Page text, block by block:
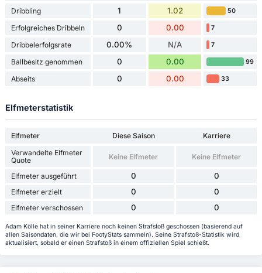
Dribbling 1 1.02 50
Erfolgreiches Dribbeln 0 0.00 7
Dribbelerfolgsrate 0.00% N/A 7
Ballbesitz genommen 0 0.00 99
Abseits 0 0.00 33
Elfmeterstatistik
Elfmeter Diese Saison
Karriere
Verwandelte Elfmeter
Quote
Keine Elfmeter Keine Elfmeter
Elfmeter ausgeführt 0 0
Elfmeter erzielt 0 0
Elfmeter verschossen 0 0
Adam Kölle hat in seiner Karriere noch keinen Strafstoß geschossen (basierend auf
allen Saisondaten, die wir bei FootyStats sammeln). Seine Strafstoß-Statistik wird
aktualisiert, sobald er einen Strafstoß in einem offiziellen Spiel schießt.